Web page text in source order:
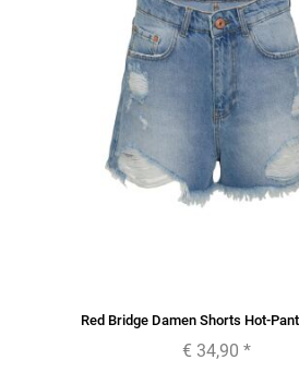
Red Bridge Damen Shorts Hot-
€ 34,90 *